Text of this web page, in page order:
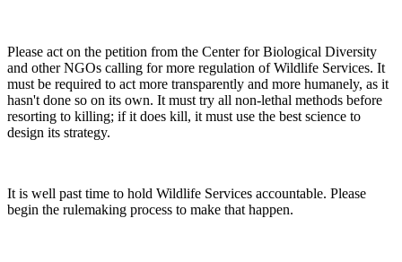
Please act on the petition from the Center for Biological Diversity
and other NGOs calling for more regulation of Wildlife Services. It
must be required to act more transparently and more humanely, as it
hasn't done so on its own. It must try all non-lethal methods before
resorting to killing; if it does kill, it must use the best science to
design its strategy.
It is well past time to hold Wildlife Services accountable. Please
begin the rulemaking process to make that happen.